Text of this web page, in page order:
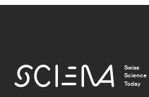
Swiss
Science
Today